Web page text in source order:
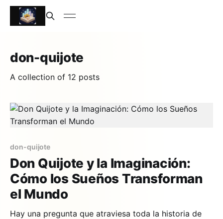
don-quijote
A collection of 12 posts
don-quijote
Don Quijote y la Imaginación:
Cómo los Sueños Transforman
el Mundo
Hay una pregunta que atraviesa toda la historia de